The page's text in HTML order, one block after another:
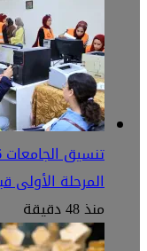
المرحلة
منذ 48 دقيقة